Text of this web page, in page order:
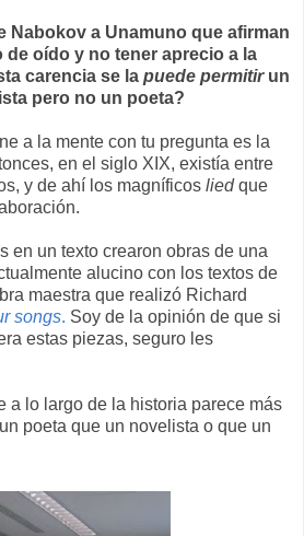
Nabokov a Unamuno que afirman
oído y no tener aprecio a la
carencia se la puede permitirun
pero no un poeta?
a la mente con tu pregunta es la
en el siglo XIX, existía entre
y de ahí los magníficos liedque
en un texto crearon obras de una
alucino con los textos de
maestra que realizó Richard
songs. Soy de la opinión de que si
estas piezas, seguro les
a lo largo de la historia parece más
poeta que un novelista o que un